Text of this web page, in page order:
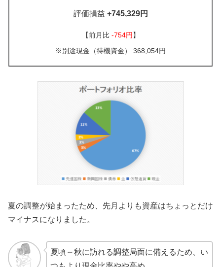
評価損益 +745,329円
【前月比 -754円 】
※別途現金（待機資金） 368,054円
夏の調整が始まったため、先月よりも資産はちょっとだけ
マイナスになりました。
夏頃～秋に訪れる調整局面に備えるため、い